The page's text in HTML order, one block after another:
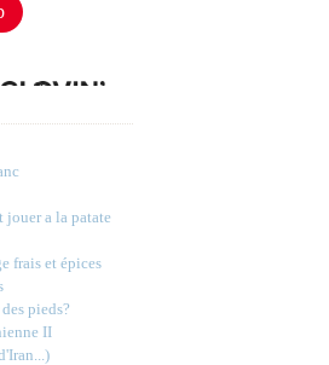
jouer a la patate
frais et épices
pieds?
II